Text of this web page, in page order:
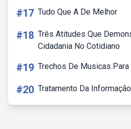
#17 Tudo Que A De Melhor
#18 Três Atitudes Que
Cidadania No Cotidiano
#19 Trechos De Musicas Para
#20 Tratamento Da